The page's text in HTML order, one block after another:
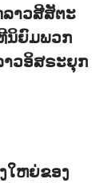
າວສີສັຕະ
ນິຍົມພວກ
າວອິສຣະຍຸກ
ໃຫຍ່ຂອງ